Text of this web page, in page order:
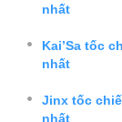
nhất
Kai’Sa tốc
nhất
Jinx tốc
nhất